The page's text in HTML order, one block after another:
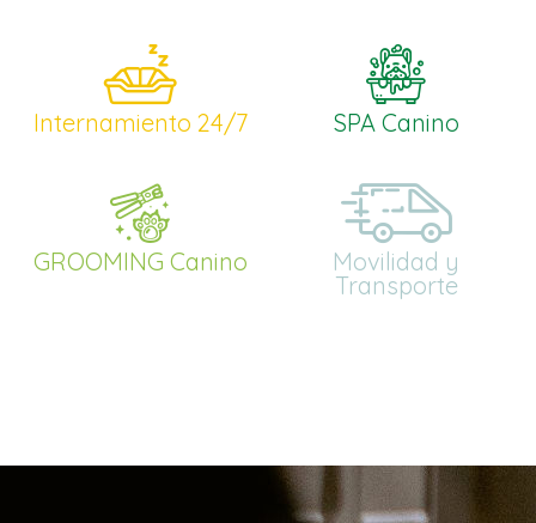
Internamiento 24/7 SPA Canino
GROOMING Canino
Movilidad y
Transporte